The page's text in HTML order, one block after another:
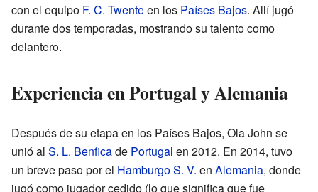
con el equipo F. C. Twenteen los Países Bajos. Allí jugó
durante dos temporadas, mostrando su talento como
delantero.
Experiencia en Portugal y Alemania
Después de su etapa en los Países Bajos, Ola John se
unió al S. L. Benficade Portugal en 2012. En 2014, tuvo
un breve paso por el Hamburgo S. V. en Alemania, donde
jugó como jugador cedido (lo que significa que fue